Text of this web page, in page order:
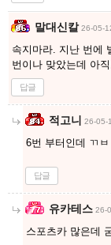
말대신칼 26-05-
속지마라. 지난 번에
번이나 맞았는데 아
답글
적고니 26-05-
6번 부터인데 ㄲㅂ
답글
유카테스 26-
스포츠카 많은데